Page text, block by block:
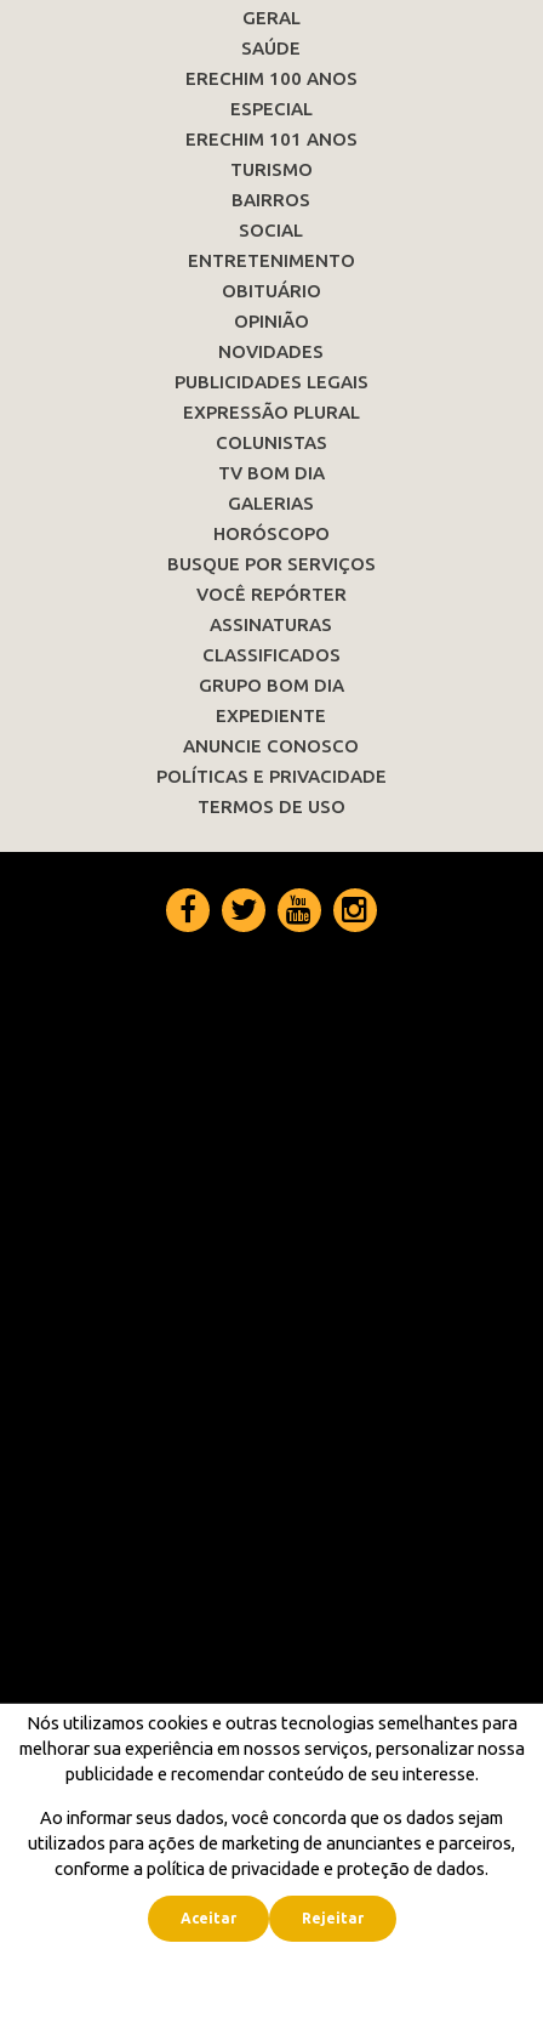
GERAL
SAÚDE
ERECHIM 100 ANOS
ESPECIAL
ERECHIM 101 ANOS
TURISMO
BAIRROS
SOCIAL
ENTRETENIMENTO
OBITUÁRIO
OPINIÃO
NOVIDADES
PUBLICIDADES LEGAIS
EXPRESSÃO PLURAL
COLUNISTAS
TV BOM DIA
GALERIAS
HORÓSCOPO
BUSQUE POR SERVIÇOS
VOCÊ REPÓRTER
ASSINATURAS
CLASSIFICADOS
GRUPO BOM DIA
EXPEDIENTE
ANUNCIE CONOSCO
POLÍTICAS E PRIVACIDADE
TERMOS DE USO
Nós utilizamos cookies e outras tecnologias semelhantes para
melhorar sua experiência em nossos serviços, personalizar nossa
publicidade e recomendar conteúdo de seu interesse.
Ao informar seus dados, você concorda que os dados sejam
utilizados para ações de marketing de anunciantes e parceiros,
conforme a política de privacidade e proteção de dados.
Aceitar Rejeitar